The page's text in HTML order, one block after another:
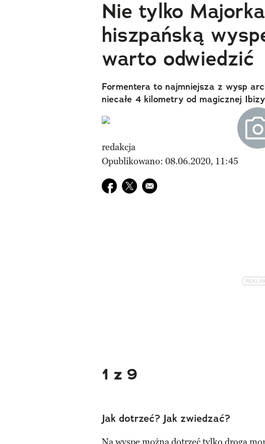
Nie tylko
hiszpańską
warto odwiedzić
Formentera to najmniejsza z wysp
niecałe 4 kilometry od magicznej
redakcja
Opublikowano: 08.06.2020, 11:45
Udostępnij na facebook
Udostępnij na twitter
E-mail do przyjaciela
1 z 9
Jak dotrzeć? Jak zwiedzać?